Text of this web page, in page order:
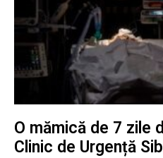
O mămică de 7 zile
Clinic de Urgență